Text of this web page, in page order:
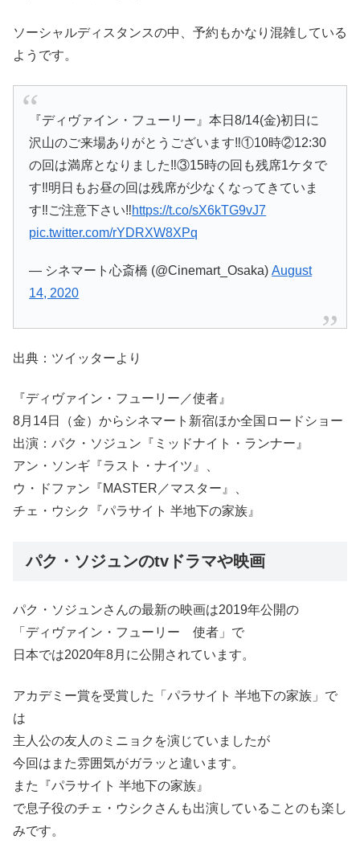
ソーシャルディスタンスの中、予約もかなり混雑している
ようです。
『ディヴァイン・フューリー』本日8/14(金)初日に
沢山のご来場ありがとうございます‼️①10時②12:30
の回は満席となりました‼️③15時の回も残席1ケタで
す‼️明日もお昼の回は残席が少なくなってきていま
す‼️ご注意下さい‼️https://t.co/sX6kTG9vJ7
pic.twitter.com/rYDRXW8XPq
— シネマート心斎橋 (@Cinemart_Osaka)August
14, 2020
出典：ツイッターより
『ディヴァイン・フューリー／使者』
8月14日（金）からシネマート新宿ほか全国ロードショー
出演：パク・ソジュン『ミッドナイト・ランナー』
アン・ソンギ『ラスト・ナイツ』、
ウ・ドファン『MASTER／マスター』、
チェ・ウシク『パラサイト 半地下の家族』
パク・ソジュンのtvドラマや映画
パク・ソジュンさんの最新の映画は2019年公開の
「ディヴァイン・フューリー 使者」で
日本では2020年8月に公開されています。
アカデミー賞を受賞した「パラサイト 半地下の家族」で
は
主人公の友人のミニョクを演じていましたが
今回はまた雰囲気がガラッと違います。
また『パラサイト 半地下の家族』
で息子役のチェ・ウシクさんも出演していることのも楽し
みです。